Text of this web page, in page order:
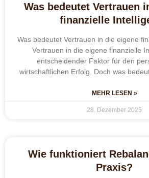
Was bedeutet Vertrauen
finanzielle
Was bedeutet Vertrauen in die eigene
Vertrauen in die eigene finanzielle
entscheidender Faktor für den
wirtschaftlichen Erfolg. Doch was
MEHR LESEN »
28. Dezember 2025
Wie funktioniert
Praxis?